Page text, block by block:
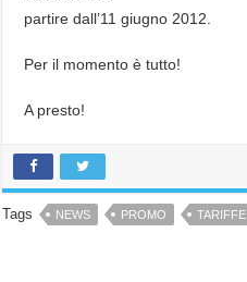
partire dall’11 giugno 2012.
Per il momento è tutto!
A presto!
Tags NEWS PROMO TARIFFE